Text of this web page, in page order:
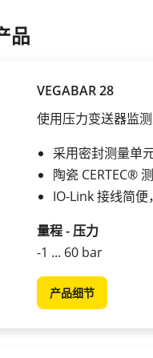
品
VEGABAR 28
使用压力变送器监
采用密封测量单
陶瓷 CERTEC®
IO-Link 接线简
量程 - 压力
-1 ... 60 bar
产品细节